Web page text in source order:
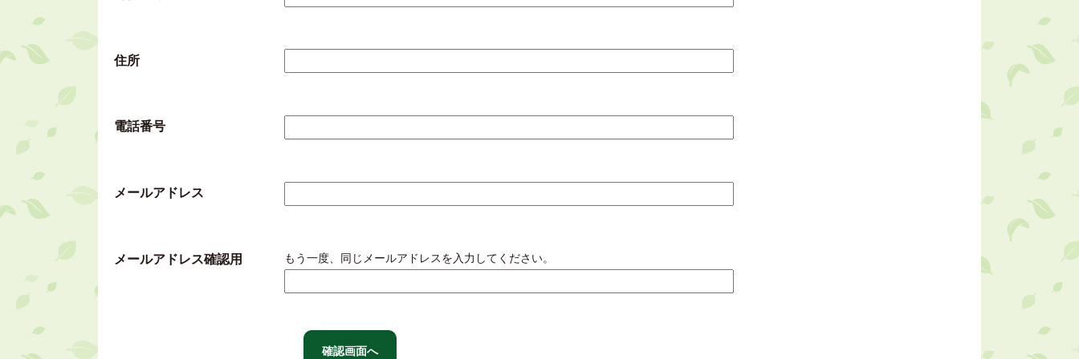
住所
電話番号
メールアドレス
メールアドレス確認用 もう一度、同じメールアドレスを入力してください。